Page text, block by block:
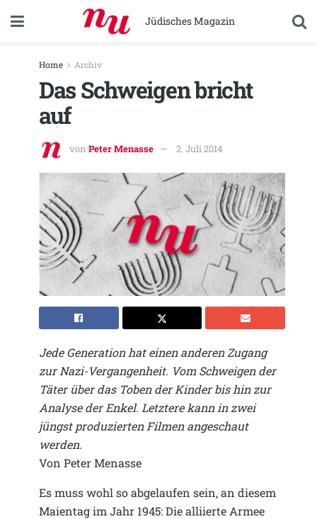
Jüdisches Magazin
Home Archiv
Das Schweigen bricht
auf
von Peter Menasse 2. Juli 2014
Jede Generation hat einen anderen Zugang
zur Nazi-Vergangenheit. Vom Schweigen der
Täter über das Toben der Kinder bis hin zur
Analyse der Enkel. Letztere kann in zwei
jüngst produzierten Filmen angeschaut
werden.
Von Peter Menasse
Es muss wohl so abgelaufen sein, an diesem
Maientag im Jahr 1945: Die alliierte Armee